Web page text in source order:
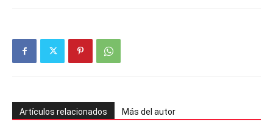
Artículos relacionados Más del autor